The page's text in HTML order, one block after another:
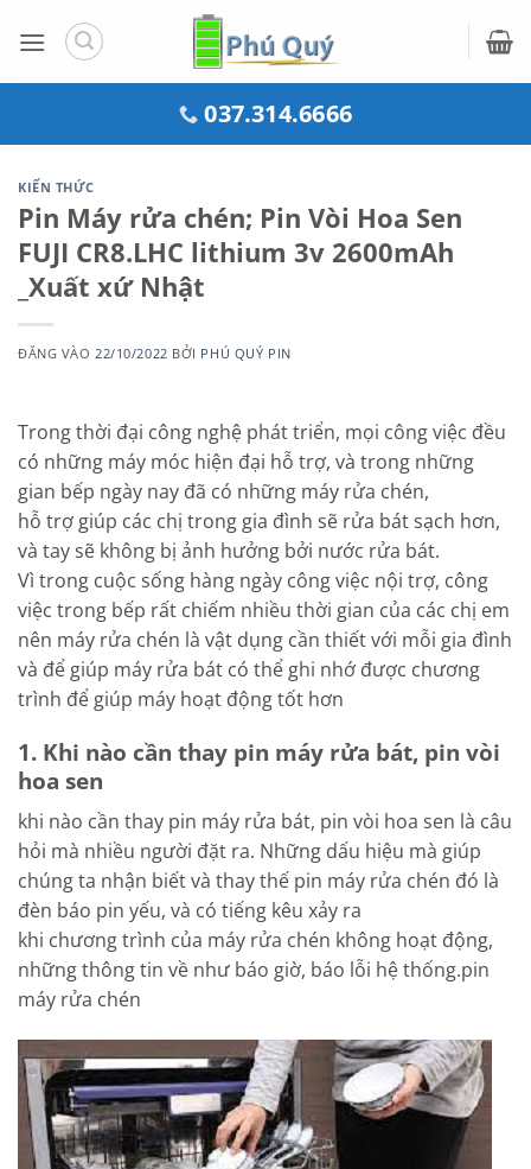
qua
037.314.6666
KIẾN THỨC
Pin Máy rửa chén; Pin Vòi Hoa Sen
FUJI CR8.LHC lithium 3v 2600mAh
_Xuất xứ Nhật
ĐĂNG VÀO 22/10/2022 BỞI PHÚ QUÝ PIN
Trong thời đại công nghệ phát triển, mọi công việc đều
có những máy móc hiện đại hỗ trợ, và trong những
gian bếp ngày nay đã có những máy rửa chén,
hỗ trợ giúp các chị trong gia đình sẽ rửa bát sạch hơn,
và tay sẽ không bị ảnh hưởng bởi nước rửa bát.
Vì trong cuộc sống hàng ngày công việc nội trợ, công
việc trong bếp rất chiếm nhiều thời gian của các chị em
nên máy rửa chén là vật dụng cần thiết với mỗi gia đình
và để giúp máy rửa bát có thể ghi nhớ được chương
trình để giúp máy hoạt động tốt hơn
1. Khi nào cần thay pin máy rửa bát, pin vòi
hoa sen
khi nào cần thay pin máy rửa bát, pin vòi hoa sen là câu
hỏi mà nhiều người đặt ra. Những dấu hiệu mà giúp
chúng ta nhận biết và thay thế pin máy rửa chén đó là
đèn báo pin yếu, và có tiếng kêu xảy ra
khi chương trình của máy rửa chén không hoạt động,
những thông tin về như báo giờ, báo lỗi hệ thống.pin
máy rửa chén